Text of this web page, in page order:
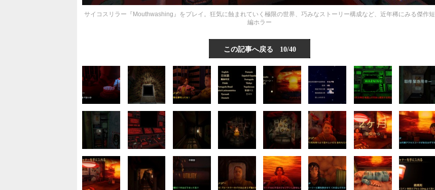
サイコスリラー『Mouthwashing』をプレイ。狂気に蝕まれていく極限の世界、巧みなストーリー構成など、近年稀にみる傑作短
編ホラー
この記事へ戻る 10/40